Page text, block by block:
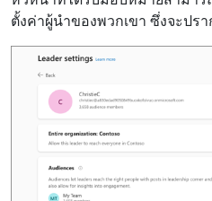
ตั้งค่าผู้นําของพวกเขา ซึ่งจะปร